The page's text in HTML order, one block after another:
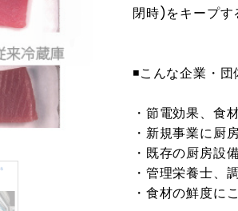
閉時)をキープ
◾️こんな企業・
・節電効果、食
・新規事業に厨
・既存の厨房設
・管理栄養士、
・食材の鮮度に